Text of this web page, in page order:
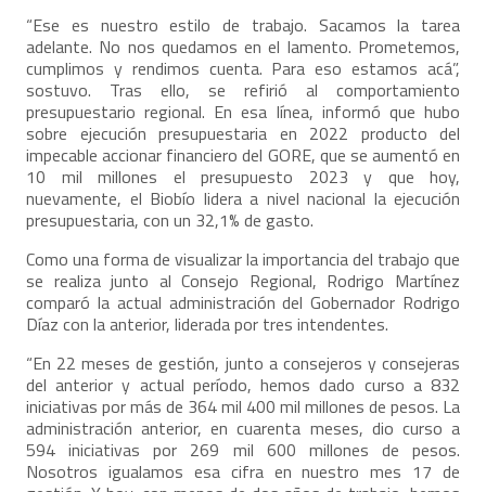
“Ese es nuestro estilo de trabajo. Sacamos la tarea
adelante. No nos quedamos en el lamento. Prometemos,
cumplimos y rendimos cuenta. Para eso estamos acá”,
sostuvo. Tras ello, se refirió al comportamiento
presupuestario regional. En esa línea, informó que hubo
sobre ejecución presupuestaria en 2022 producto del
impecable accionar financiero del GORE, que se aumentó en
10 mil millones el presupuesto 2023 y que hoy,
nuevamente, el Biobío lidera a nivel nacional la ejecución
presupuestaria, con un 32,1% de gasto.
Como una forma de visualizar la importancia del trabajo que
se realiza junto al Consejo Regional, Rodrigo Martínez
comparó la actual administración del Gobernador Rodrigo
Díaz con la anterior, liderada por tres intendentes.
“En 22 meses de gestión, junto a consejeros y consejeras
del anterior y actual período, hemos dado curso a 832
iniciativas por más de 364 mil 400 mil millones de pesos. La
administración anterior, en cuarenta meses, dio curso a
594 iniciativas por 269 mil 600 millones de pesos.
Nosotros igualamos esa cifra en nuestro mes 17 de